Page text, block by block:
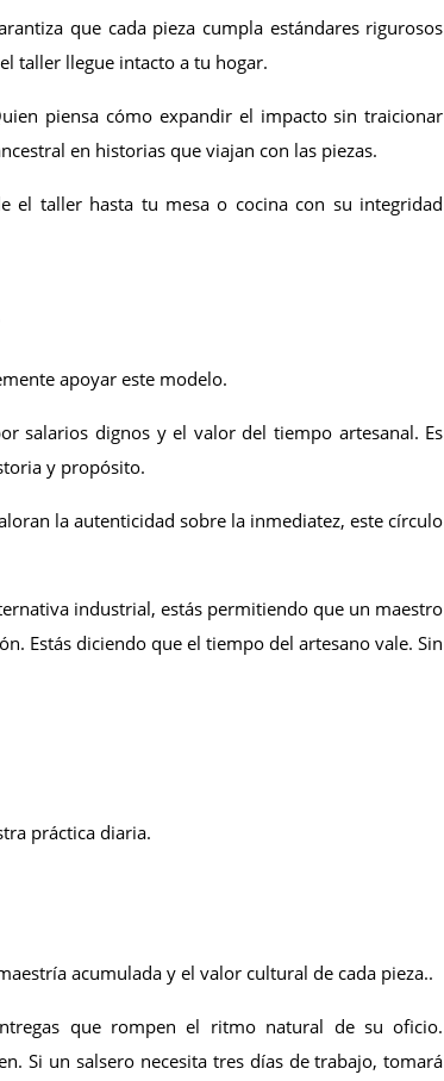
que cada pieza cumpla estándares rigurosos
taller llegue intacto a tu hogar.
piensa cómo expandir el impacto sin traicionar
en historias que viajan con las piezas.
el taller hasta tu mesa o cocina con su integridad
apoyar este modelo.
salarios dignos y el valor del tiempo artesanal. Es
y propósito.
la autenticidad sobre la inmediatez, este círculo
industrial, estás permitiendo que un maestro
Estás diciendo que el tiempo del artesano vale. Sin
práctica diaria.
acumulada y el valor cultural de cada pieza..
que rompen el ritmo natural de su oficio.
Si un salsero necesita tres días de trabajo, tomará